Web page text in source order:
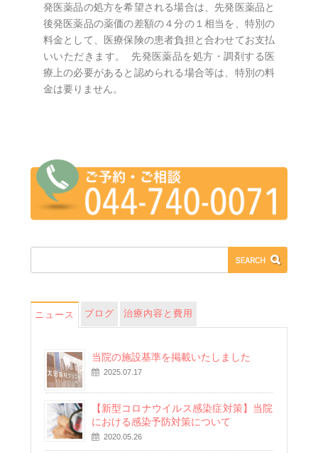
発医薬品の処方を希望される場合は、先発医薬品と
後発医薬品の薬価の差額の４分の１相当を、特別の
料金として、医療保険の患者負担と合わせてお支払
いいただきます。 先発医薬品を処方・調剤する医
療上の必要があると認められる場合等は、特別の料
金は要りません。
ニュース ブログ 治療内容と費用
当院の施設基準を掲載いたしました
2025.07.17
【新型コロナウイルス感染症対策】当院
における感染予防対策について
2020.05.26